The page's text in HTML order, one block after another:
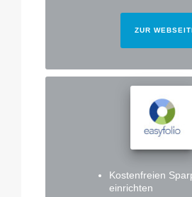
ZUR
Kostenfreien
einrichten